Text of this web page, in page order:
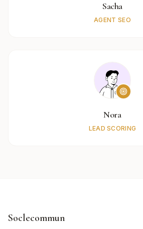
Sacha
AGENT SEO
Nora
LEAD SCORING
Soclecommun